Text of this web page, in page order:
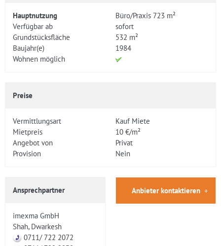
Hauptnutzung
Büro/Praxis 723 m²
Verfügbar ab
sofort
Grundstücksfläche
532 m²
Baujahr(e)
1984
Wohnen möglich
Preise
Vermittlungsart
Kauf Miete
Mietpreis
10 €/m²
Angebot von
Privat
Provision
Nein
Ansprechpartner
imexma GmbH
Shah, Dwarkesh
0711/ 722 2072
Anbieter kontaktieren